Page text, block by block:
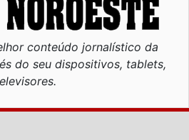
conteúdo jornalístico da
do seu dispositivos, tablets,